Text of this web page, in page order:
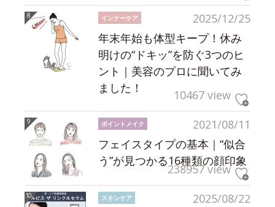
2025/12/25
インナーケア
年末年始も体型キープ！休み
明けの“ドキッ”を防ぐ3つのヒ
ント｜美容のプロに聞いてみ
ました！
10467 view
2021/08/11
ポイントメイク
フェイスタイプの基本｜“似合
う”が見つかる16種類の顔印象
238957 view
2025/08/22
スキンケア